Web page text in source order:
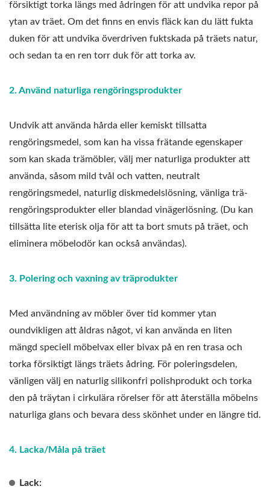
försiktigt torka längs med ådringen för att undvika repor på
ytan av träet. Om det finns en envis fläck kan du lätt fukta
duken för att undvika överdriven fuktskada på träets natur,
och sedan ta en ren torr duk för att torka av.
2. Använd naturliga rengöringsprodukter
Undvik att använda hårda eller kemiskt tillsatta
rengöringsmedel, som kan ha vissa frätande egenskaper
som kan skada trämöbler, välj mer naturliga produkter att
använda, såsom mild tvål och vatten, neutralt
rengöringsmedel, naturlig diskmedelslösning, vänliga trä-
rengöringsprodukter eller blandad vinägerlösning. (Du kan
tillsätta lite eterisk olja för att ta bort smuts på träet, och
eliminera möbelodör kan också användas).
3. Polering och vaxning av träprodukter
Med användning av möbler över tid kommer ytan
oundvikligen att åldras något, vi kan använda en liten
mängd speciell möbelvax eller bivax på en ren trasa och
torka försiktigt längs träets ådring. För poleringsdelen,
vänligen välj en naturlig silikonfri polishprodukt och torka
den på träytan i cirkulära rörelser för att återställa möbelns
naturliga glans och bevara dess skönhet under en längre tid.
4. Lacka/Måla på träet
Lack: